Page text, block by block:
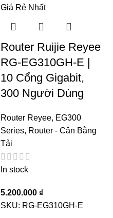
Router Ruijie Reyee
RG-EG310GH-E |
10 Cổng Gigabit,
300 Người Dùng
Router Reyee, EG300
Series, Router - Cân Bằng
Tải
In stock
5.200.000 ₫
SKU: RG-EG310GH-E